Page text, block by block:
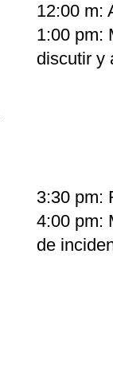
12:00 m:
1:00 pm:
discutir y
3:30 pm:
4:00 pm:
de